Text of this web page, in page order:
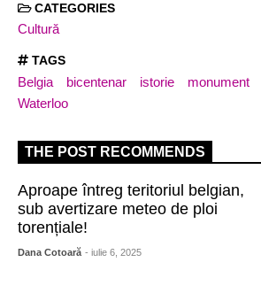
CATEGORIES
Cultură
TAGS
Belgia bicentenar istorie monument
Waterloo
THE POST RECOMMENDS
Aproape întreg teritoriul belgian,
sub avertizare meteo de ploi
torențiale!
Dana Cotoară - iulie 6, 2025